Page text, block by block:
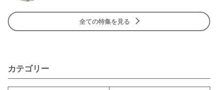
全ての特集を見る
カテゴリー